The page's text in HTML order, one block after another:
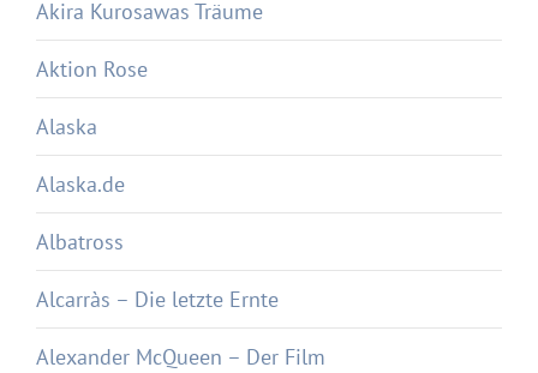
Akira Kurosawas Träume
Aktion Rose
Alaska
Alaska.de
Albatross
Alcarràs – Die letzte Ernte
Alexander McQueen – Der Film